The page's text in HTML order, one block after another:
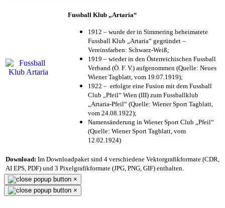
Fussball Klub „Artaria“
1912 – wurde der in Simmering beheimatete
Fussball Klub „Artaria“ gegründet –
Vereinsfarben: Schwarz-Weiß;
1919 – wieder in den Österreichischen Fussball
Verband (Ö. F. V.) aufgenommen (Quelle: Neues
Wiener Tagblatt, vom 19.07.1919);
1922 – erfolgte eine Fusion mit dem Fussball
Club „Pfeil“ Wien (III) zum Fussballklub
„Artaria-Pfeil“ (Quelle: Wiener Sport Tagblatt,
vom 24.08.1922);
Namensänderung in Wiener Sport Club „Pfeil“
(Quelle: Wiener Sport Tagblatt, vom
12.02.1924)
Download: Im Downloadpaket sind 4 verschiedene Vektorgrafikformate (CDR,
AI EPS, PDF) und 3 Pixelgrafikformate (JPG, PNG, GIF) enthalten.
×
×